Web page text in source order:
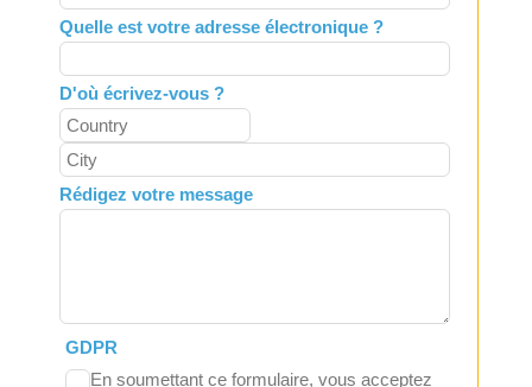
Quelle est votre adresse électronique ?
D'où écrivez-vous ?
Rédigez votre message
GDPR
En soumettant ce formulaire, vous acceptez